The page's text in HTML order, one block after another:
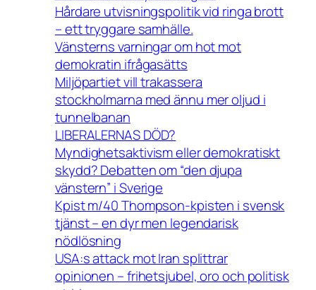
Hårdare utvisningspolitik vid ringa brott
– ett tryggare samhälle.
Vänsterns varningar om hot mot
demokratin ifrågasätts
Miljöpartiet vill trakassera
stockholmarna med ännu mer oljud i
tunnelbanan
LIBERALERNAS DÖD?
Myndighetsaktivism eller demokratiskt
skydd? Debatten om “den djupa
vänstern” i Sverige
Kpist m/40 Thompson-kpisten i svensk
tjänst – en dyr men legendarisk
nödlösning
USA:s attack mot Iran splittrar
opinionen – frihetsjubel, oro och politisk